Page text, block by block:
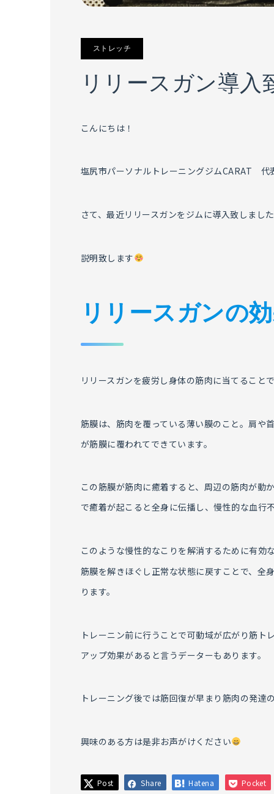
ストレッチ
リリースガン導入
こんにちは！
塩尻市パーソナルトレーニングジムCARAT 代
さて、最近リリースガンをジムに導入致しまし
説明致します
リリースガンの
リリースガンを疲労し身体の筋肉に当てること
筋膜は、筋肉を覆っている薄い膜のこと。肩や
が筋膜に覆われてできています。
この筋膜が筋肉に癒着すると、周辺の筋肉が動
で癒着が起こると全身に伝播し、慢性的な血行
このような慢性的なこりを解消するために有効
筋膜を解きほぐし正常な状態に戻すことで、全
ります。
トレーニン前に行うことで可動域が広がり筋
アップ効果があると言うデーターもあります。
トレーニング後では筋回復が早まり筋肉の発達
興味のある方は是非お声がけください
Post Share Hatena Pocket